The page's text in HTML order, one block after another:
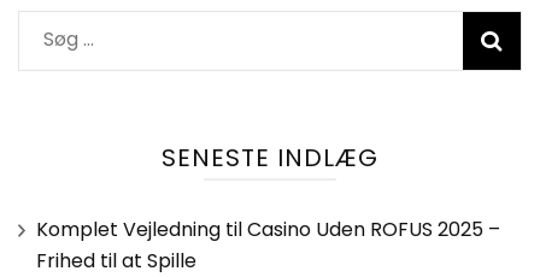
Søg
efter:
SENESTE INDLÆG
Komplet Vejledning til Casino Uden ROFUS 2025 –
Frihed til at Spille